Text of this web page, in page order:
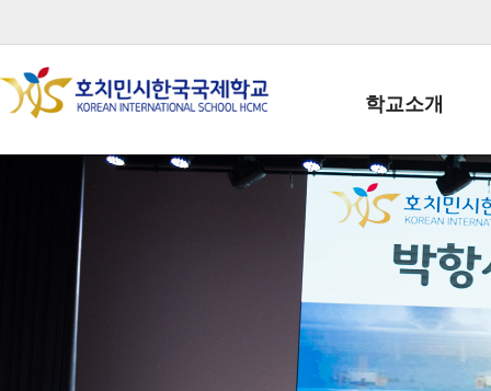
학교소개
학교장인사말
학생회장인사말
학교상징
학교 CI
교직원현황